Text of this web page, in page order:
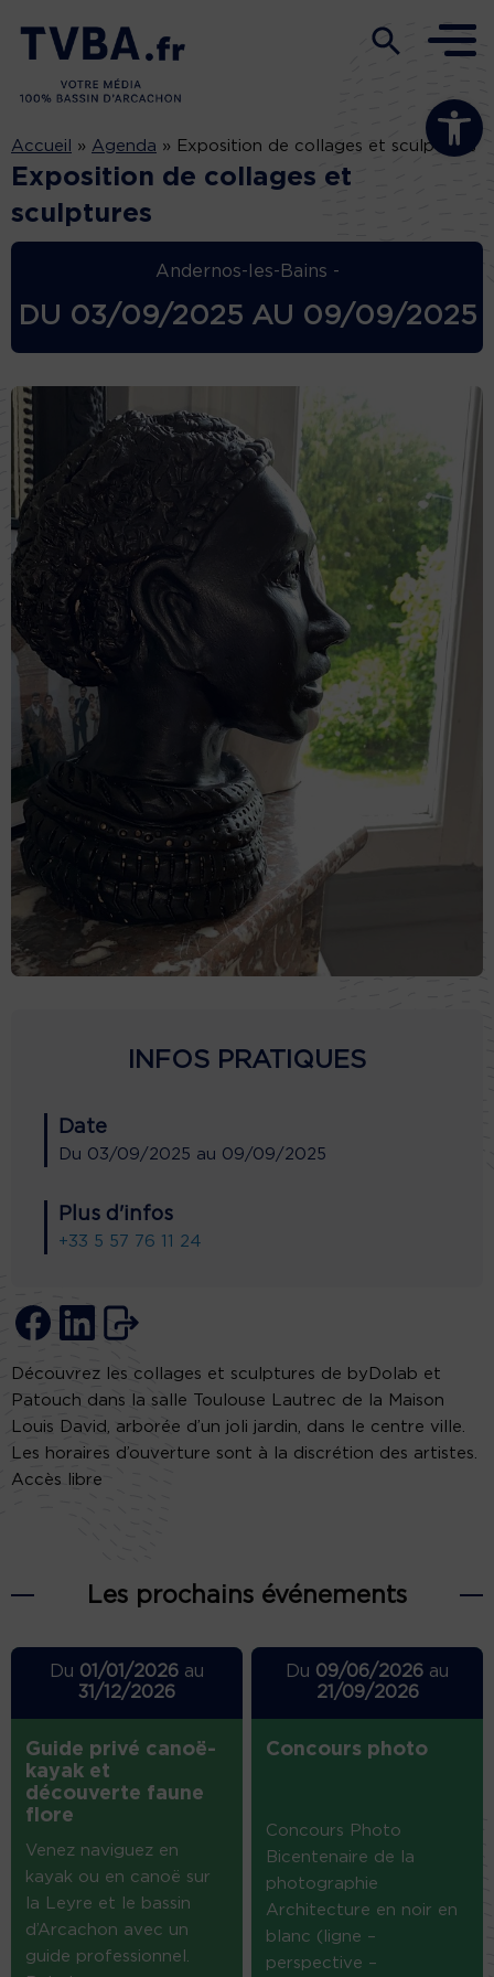
Ouvrir la
Accueil » Agenda » Exposition de collages et sculptures
Exposition de collages et
sculptures
Andernos-les-Bains -
DU 03/09/2025AU 09/09/2025
INFOS PRATIQUES
Date
Du 03/09/2025 au 09/09/2025
Plus d'infos
+33 5 57 76 11 24
Découvrez les collages et sculptures de byDolab et
Patouch dans la salle Toulouse Lautrec de la Maison
Louis David, arborée d’un joli jardin, dans le centre ville.
Les horaires d’ouverture sont à la discrétion des artistes.
Accès libre
Les prochains événements
Du 01/01/2026au
31/12/2026
Guide privé canoë-
kayak et
découverte faune
flore
Venez naviguez en
kayak ou en canoë sur
la Leyre et le bassin
d’Arcachon avec un
guide professionnel.
Du 09/06/2026 au
21/09/2026
Concours photo
Concours Photo
Bicentenaire de la
photographie
Architecture en noir en
blanc (ligne –
perspective –